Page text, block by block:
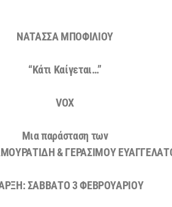
ΝΑΤΑΣΣΑ ΜΠΟΦΙΛΙΟΥ
“Κάτι Καίγεται…”
VOX
Μια παράσταση των
& ΓΕΡΑΣΙΜΟΥ
ΣΑΒΒΑΤΟ 3 ΦΕΒΡΟΥΑΡΙΟΥ